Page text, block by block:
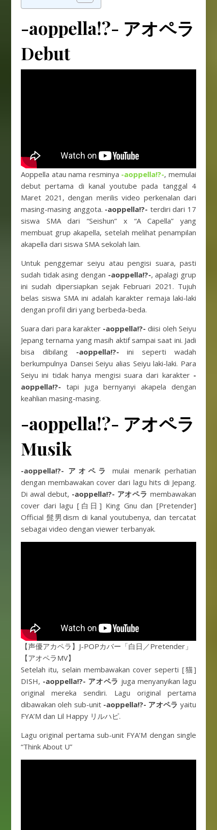
-aoppella!?- アオペラ
Debut
Aoppella atau nama resminya -aoppella!?-, memulai
debut pertama di kanal youtube pada tanggal 4
Maret 2021, dengan merilis video perkenalan dari
masing-masing anggota. -aoppella!?- terdiri dari 17
siswa SMA dari “Seishun” x “A Capella” yang
membuat grup akapella, setelah melihat penampilan
akapella dari siswa SMA sekolah lain.
Untuk penggemar seiyu atau pengisi suara, pasti
sudah tidak asing dengan -aoppella!?-, apalagi grup
ini sudah dipersiapkan sejak Februari 2021. Tujuh
belas siswa SMA ini adalah karakter remaja laki-laki
dengan profil diri yang berbeda-beda.
Suara dari para karakter -aoppella!?- diisi oleh Seiyu
Jepang ternama yang masih aktif sampai saat ini. Jadi
bisa dibilang -aoppella!?- ini seperti wadah
berkumpulnya Dansei Seiyu alias Seiyu laki-laki. Para
Seiyu ini tidak hanya mengisi suara dari karakter -
aoppella!?- tapi juga bernyanyi akapela dengan
keahlian masing-masing.
-aoppella!?- アオペラ
Musik
-aoppella!?- アオペラmulai menarik perhatian
dengan membawakan cover dari lagu hits di Jepang.
Di awal debut, -aoppella!?- アオペラ membawakan
cover dari lagu [白日] King Gnu dan [Pretender]
Official 髭男dism di kanal youtubenya, dan tercatat
sebagai video dengan viewer terbanyak.
【声優アカペラ】J-POPカバー「白日／Pretender」
【アオペラMV】
Setelah itu, selain membawakan cover seperti [猫]
DISH, -aoppella!?- アオペラ juga menyanyikan lagu
original mereka sendiri. Lagu original pertama
dibawakan oleh sub-unit -aoppella!?- アオペラ yaitu
FYA’M dan Lil Happy リルハピ.
Lagu original pertama sub-unit FYA’M dengan single
“Think About U”